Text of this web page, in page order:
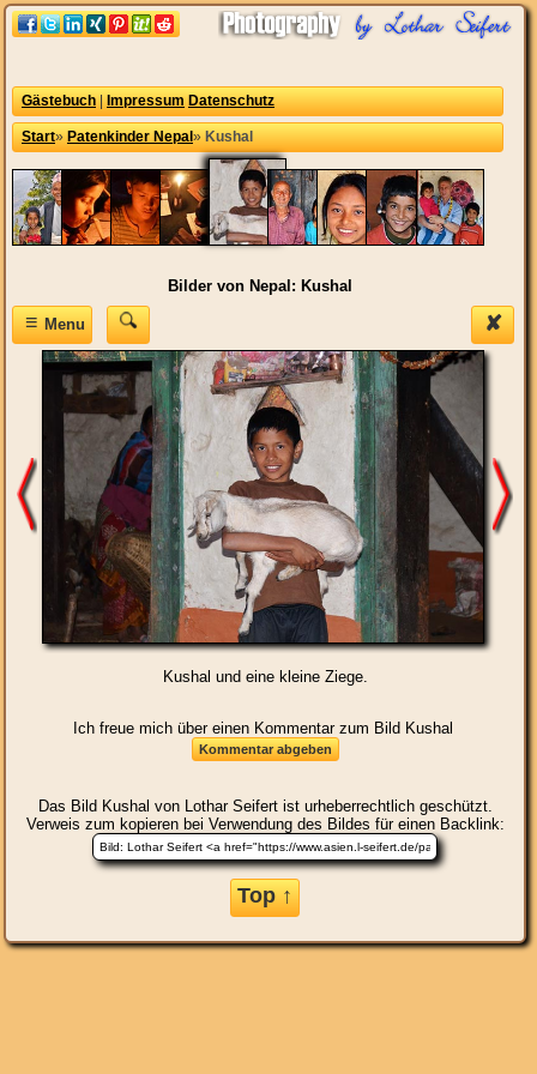
Gästebuch Impressum Datenschutz
Start» Patenkinder Nepal » Kushal
Bilder von Nepal: Kushal
✘
≡Menu
Kushal und eine kleine Ziege.
Ich freue mich über einen Kommentar zum Bild Kushal
Das Bild Kushal von Lothar Seifert ist urheberrechtlich geschützt.
Verweis zum kopieren bei Verwendung des Bildes für einen Backlink:
Top ↑